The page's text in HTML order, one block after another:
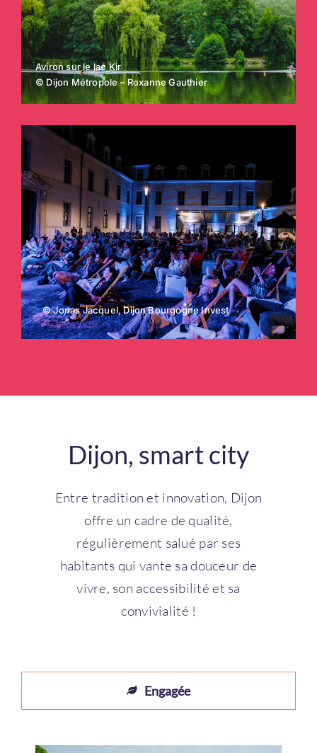
Aviron sur le lac Kir
© Dijon Métropole – Roxanne Gauthier
© Jonas Jacquel, Dijon Bourgogne Invest
Dijon, smart city
Entre tradition et innovation, Dijon
offre un cadre de qualité,
régulièrement salué par ses
habitants qui vante sa douceur de
vivre, son accessibilité et sa
convivialité !
Engagée